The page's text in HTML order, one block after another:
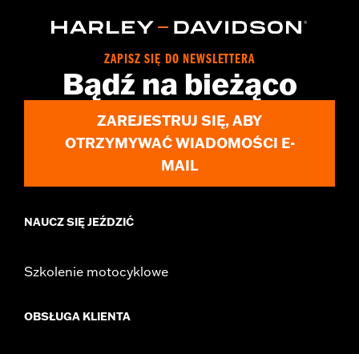
Sold Separately:Auxiliary Accessory Switch Housing
On/off switch and black switch cap
WARRANTY:1 year limited warranty – Go towww.h-
d.com/warrantyfor full details
ZAPISZ SIĘ DO NEWSLETTERA
Bądź na bieżąco
ZAREJESTRUJ SIĘ, ABY
OTRZYMYWAĆ WIADOMOŚCI E-
MAIL
NAUCZ SIĘ JEŹDZIĆ
Szkolenie motocyklowe
OBSŁUGA KLIENTA